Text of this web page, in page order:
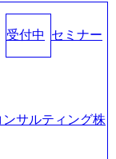
受付中 セミナー
ンサルティング株